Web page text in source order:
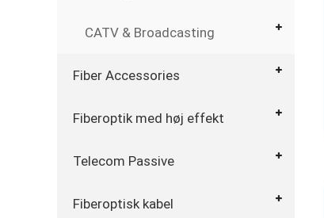
CATV & Broadcasting
Fiber Accessories
Fiberoptik med høj effekt
Telecom Passive
Fiberoptisk kabel